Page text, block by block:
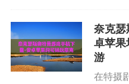
用宝，它的界面简洁明
上手。
宝库，
戏，能
游戏的
奈克瑟
卓苹果
游
在特摄